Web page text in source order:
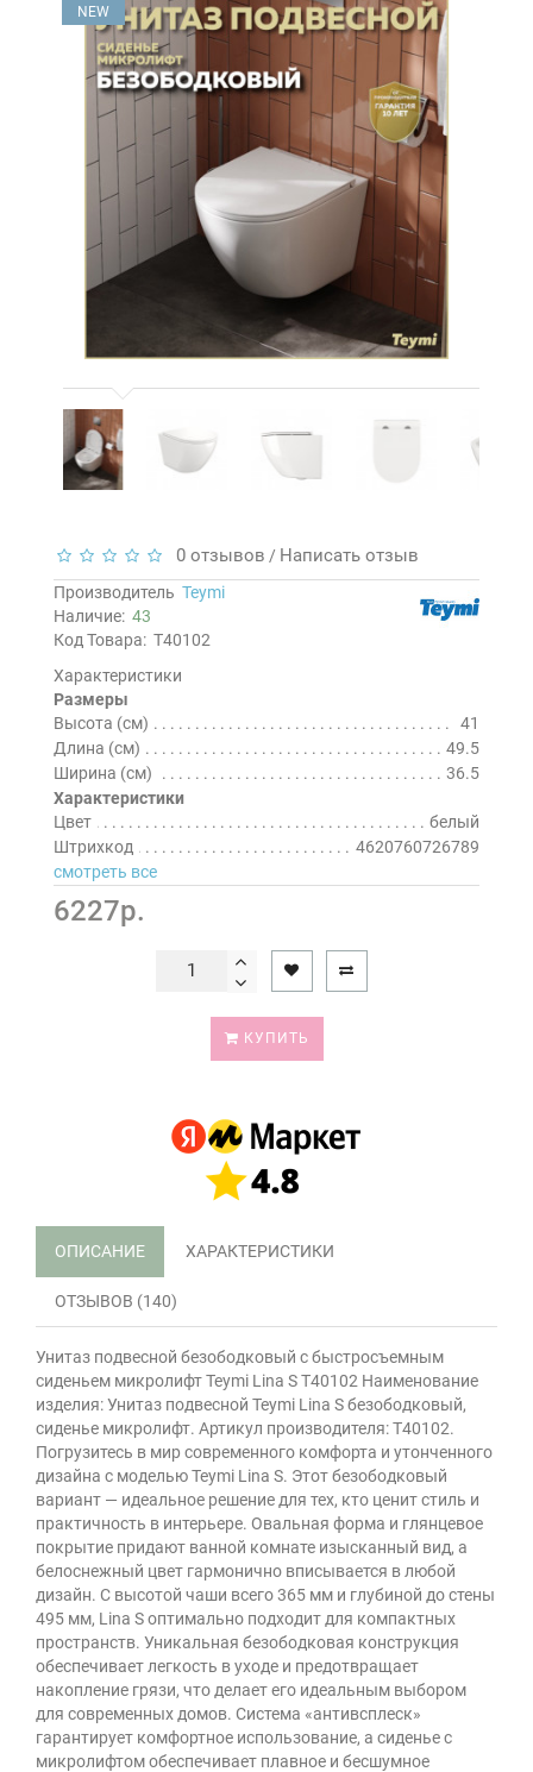
NEW
0 отзывов / Написать отзыв
Производитель Teymi
Наличие: 43
Код Товара: T40102
Характеристики
Размеры
Высота (см)
41
Длина (см)
49.5
Ширина (см)
36.5
Характеристики
Цвет
белый
Штрихкод
4620760726789
смотреть все
6227р.
КУПИТЬ
ОПИСАНИЕ ХАРАКТЕРИСТИКИ
ОТЗЫВОВ (140)
Унитаз подвесной безободковый с быстросъемным
сиденьем микролифт Teymi Lina S T40102 Наименование
изделия: Унитаз подвесной Teymi Lina S безободковый,
сиденье микролифт. Артикул производителя: T40102.
Погрузитесь в мир современного комфорта и утонченного
дизайна с моделью Teymi Lina S. Этот безободковый
вариант — идеальное решение для тех, кто ценит стиль и
практичность в интерьере. Овальная форма и глянцевое
покрытие придают ванной комнате изысканный вид, а
белоснежный цвет гармонично вписывается в любой
дизайн. С высотой чаши всего 365 мм и глубиной до стены
495 мм, Lina S оптимально подходит для компактных
пространств. Уникальная безободковая конструкция
обеспечивает легкость в уходе и предотвращает
накопление грязи, что делает его идеальным выбором
для современных домов. Система «антивсплеск»
гарантирует комфортное использование, а сиденье с
микролифтом обеспечивает плавное и бесшумное